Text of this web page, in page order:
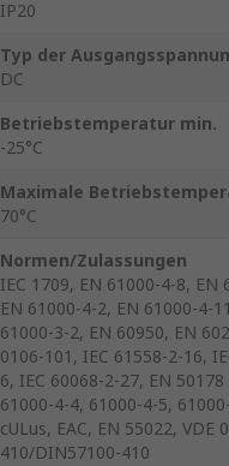
IP20
Typ der
DC
Betriebstemperatur min.
-25°C
Maximale
70°C
Normen/Zulassungen
IEC 1709, EN 61000-4-8, EN
EN 61000-4-2, EN 61000-4-
61000-3-2, EN 60950, EN
0106-101, IEC 61558-2-16,
6, IEC 60068-2-27, EN 50178
61000-4-4, 61000-4-5,
cULus, EAC, EN 55022, VDE
410/DIN57100-410